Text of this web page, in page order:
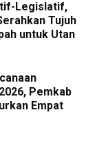
Legislatif,
Tujuh
untuk Utan
Pemkab
Empat